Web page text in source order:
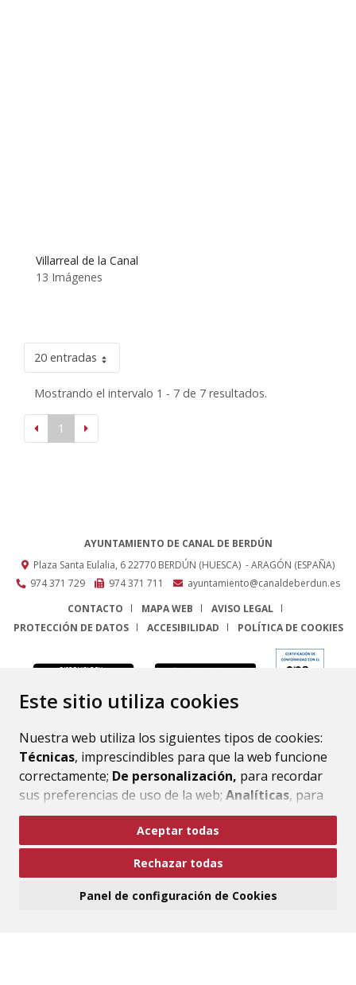
Este sitio utiliza cookies
Nuestra web utiliza los siguientes tipos de cookies:
Técnicas, imprescindibles para que la web funcione
correctamente; De personalización, para recordar
sus preferencias de uso de la web; Analíticas, para
mejorar el funcionamiento de la web y sus servicios.
Si acepta pulsando el botón“Aceptar todas”
consideramos que acepta su uso. Si pulsa el botón
ninguna acción, se guardarán las cookies técnicas
Aceptar todas
Rechazar todas
Panel de configuración de Cookies
Villarreal de la Canal
13 Imágenes
20 entradas
Mostrando el intervalo 1 - 7 de 7 resultados.
1
AYUNTAMIENTO DE CANAL DE BERDÚN
Plaza Santa Eulalia, 622770 BERDÚN (HUESCA) - ARAGÓN (ESPAÑA)
974 371 729
974 371 711
ayuntamiento@canaldeberdun.es
CONTACTO
MAPA WEB
AVISO LEGAL
PROTECCIÓN DE DATOS
ACCESIBILIDAD POLÍTICA DE COOKIES